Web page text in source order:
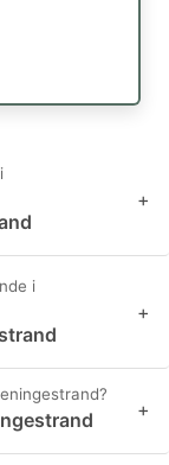
+
i
+
+